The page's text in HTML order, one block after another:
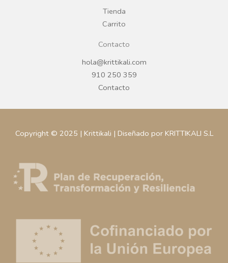
Tienda
Carrito
Contacto
hola@krittikali.com
910 250 359
Contacto
Copyright © 2025 | Krittikali | Diseñado por KRITTIKALI S.L